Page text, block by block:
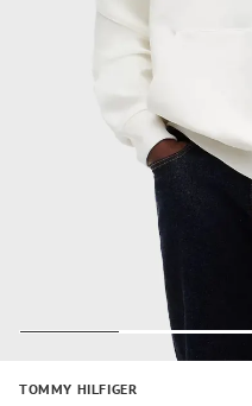
TOMMY HILFIGER